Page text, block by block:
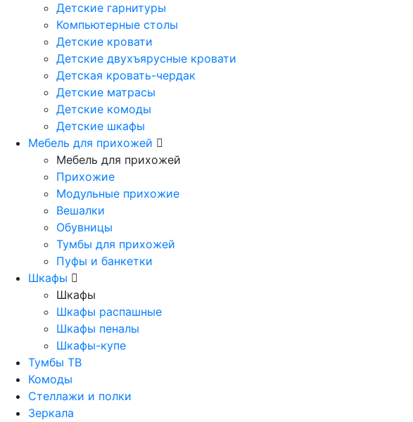
Детские гарнитуры
Компьютерные столы
Детские кровати
Детские двухъярусные кровати
Детская кровать-чердак
Детские матрасы
Детские комоды
Детские шкафы
Мебель для прихожей
Мебель для прихожей
Прихожие
Модульные прихожие
Вешалки
Обувницы
Тумбы для прихожей
Пуфы и банкетки
Шкафы
Шкафы
Шкафы распашные
Шкафы пеналы
Шкафы-купе
Тумбы ТВ
Комоды
Стеллажи и полки
Зеркала